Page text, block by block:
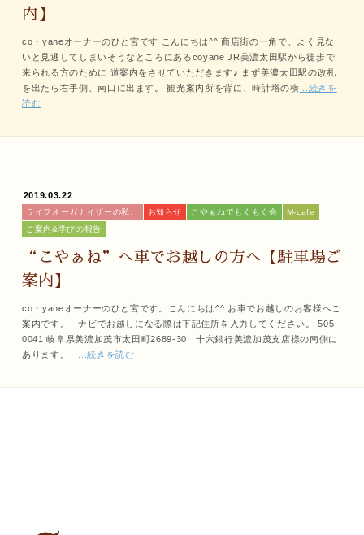
内】
co・yaneオーナーのひと宮です こんにちは^^ 商店街の一角で、よく見な
いと見逃してしまいそうなところにあるcoyane JR美濃太田駅から徒歩で
来られる方のために 道案内をさせていただきます♪ まず美濃太田駅の改札
を出たら右手側、南口に出ます。 観光案内所を背に、時計塔の横 ...続きを
読む
2019.03.22
ライフオーガナイザーの私。 お知らせ こやぁねでもくもく会
M-cafe
ご案内&学びの報告
“こやぁね”へ車でお越しの方へ【駐車場ご
案内】
co・yaneオーナーのひと宮です。こんにちは^^ お車でお越しのお客様へご
案内です。 ナビでお越しになる際は下記住所を入力してください。 505-
0041 岐阜県美濃加茂市太田町2689-30 十六銀行美濃加茂支店様の南側に
あります。
...続きを読む